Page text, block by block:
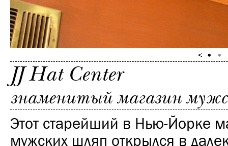
JJ Hat Center
знаменитый магазин
Этот старейший в Нью-Йорке
мужских шляп открылся в